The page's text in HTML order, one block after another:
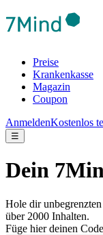
Preise
Krankenkasse
Magazin
Coupon
AnmeldenKostenlos
☰
Dein
Hole dir
über 2000 Inhalten.
Füge hier deinen